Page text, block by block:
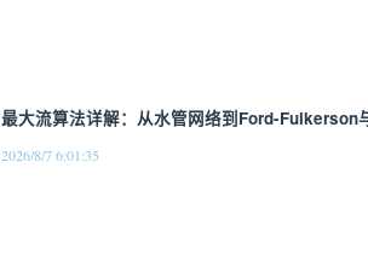
最大流算法详解：从水管网络到Ford-Fulkerson
2026/8/7 6:01:35